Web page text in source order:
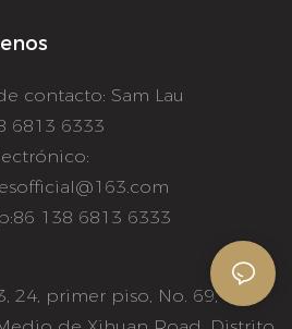
contacto: Sam Lau
6813 6333
138 6813 6333
24, primer piso, No. 69,